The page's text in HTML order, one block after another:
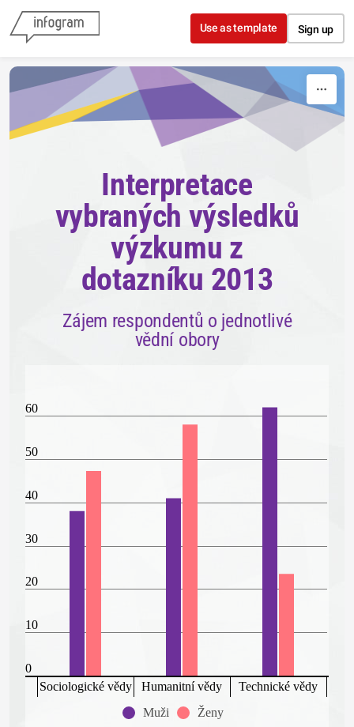
Skip to content
Use as template Sign up
Interpretace
vybraných výsledků
výzkumu z
dotazníku 2013
Zájem respondentů o jednotlivé
vědní obory
60
50
40
30
20
10
0
Sociologické vědy
Humanitní vědy
Technické vědy
Muži
Ženy